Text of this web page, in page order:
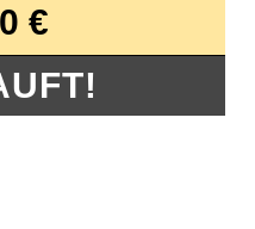
€